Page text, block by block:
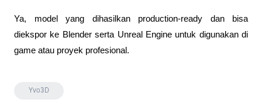
Ya, model yang dihasilkan production-ready dan bisa
diekspor ke Blender serta Unreal Engine untuk digunakan di
game atau proyek profesional.
Yvo3D